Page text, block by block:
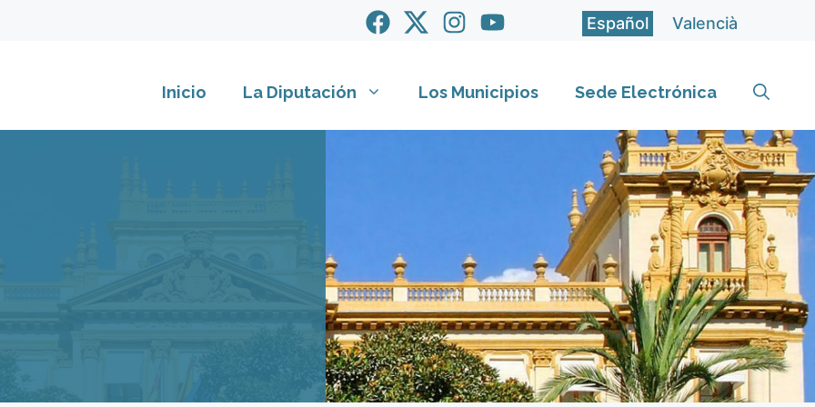
Español Valencià
Inicio La Diputación Los Municipios Sede Electrónica